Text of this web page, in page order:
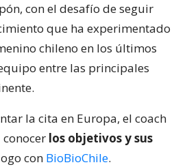
con el desafío de seguir
que ha experimentado
chileno en los últimos
entre las principales
la cita en Europa, el coach
los objetivos y sus
con BioBioChile.